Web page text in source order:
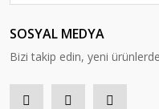
SOSYAL MEDYA
Bizi takip edin, yeni